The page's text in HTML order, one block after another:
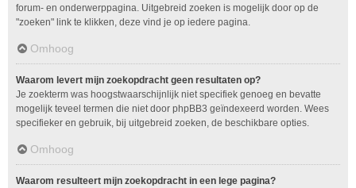
forum- en onderwerppagina. Uitgebreid zoeken is mogelijk door op de
"zoeken" link te klikken, deze vind je op iedere pagina.
Omhoog
Waarom levert mijn zoekopdracht geen resultaten op?
Je zoekterm was hoogstwaarschijnlijk niet specifiek genoeg en bevatte
mogelijk teveel termen die niet door phpBB3 geïndexeerd worden. Wees
specifieker en gebruik, bij uitgebreid zoeken, de beschikbare opties.
Omhoog
Waarom resulteert mijn zoekopdracht in een lege pagina?